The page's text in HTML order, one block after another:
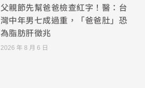
父親節先幫爸爸檢查紅字！醫：台
灣中年男七成過重，「爸爸肚」恐
為脂肪肝徵兆
2026 年 8 月 6 日